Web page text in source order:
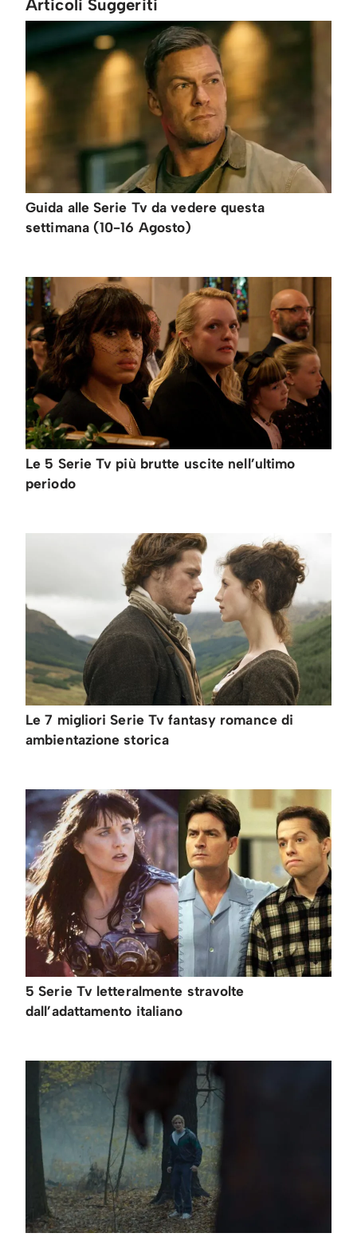
Articoli Suggeriti
Guida alle Serie Tv da vedere questa
settimana (10-16 Agosto)
Le 5 Serie Tv più brutte uscite nell’ultimo
periodo
Le 7 migliori Serie Tv fantasy romance di
ambientazione storica
5 Serie Tv letteralmente stravolte
dall’adattamento italiano